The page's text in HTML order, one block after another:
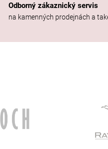
Odborný zákaznický servis
na kamenných prodejnách a